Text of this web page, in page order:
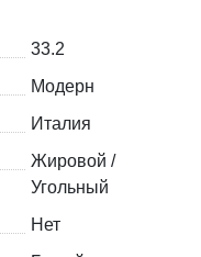
33.2
Модерн
Италия
Жировой /
Угольный
Нет